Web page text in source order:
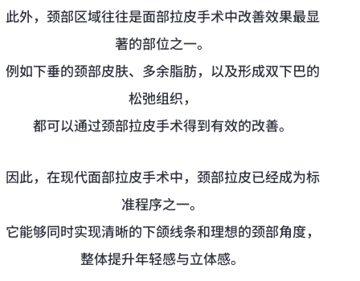
此外，颈部区域往往是面部拉皮手术中改善效果最显
著的部位之一。
例如下垂的颈部皮肤、多余脂肪，以及形成双下巴的
松弛组织，
都可以通过颈部拉皮手术得到有效的改善。
因此，在现代面部拉皮手术中，颈部拉皮已经成为标
准程序之一。
它能够同时实现清晰的下颌线条和理想的颈部角度，
整体提升年轻感与立体感。